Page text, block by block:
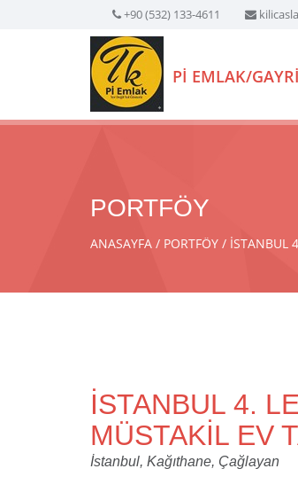
+90 (532) 133-4611
Pİ EMLAK/
PORTFÖY
ANASAYFA PORTFÖY İSTANBUL
İSTANBUL 4.
MÜSTAKİL EV
İstanbul, Kağıthane, Çağlayan